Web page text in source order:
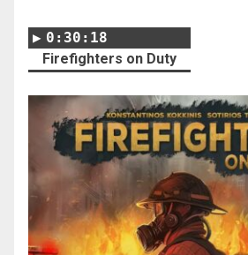
0:30:18
Firefighters on Duty